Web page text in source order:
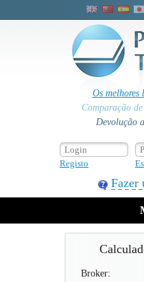
Os melhores
Comparação
Devolução
Registo
Fazer
Broker: